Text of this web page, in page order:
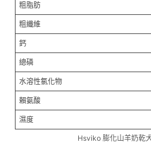
粗脂肪
粗纖維
鈣
總磷
水溶性氯化物
賴氨酸
濕度
Hsviko 膨化山羊奶乾